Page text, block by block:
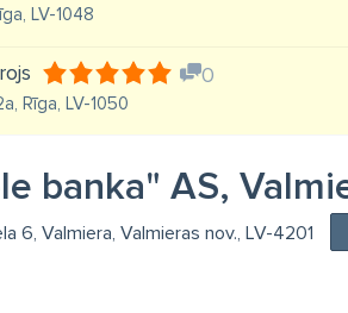
LV-1048
0
Rīga, LV-1050
banka" AS,
6, Valmiera, Valmieras nov., LV-4201